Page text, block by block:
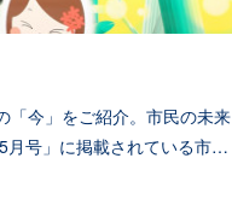
「今」をご紹介。市民の未来
月号」に掲載されている市…